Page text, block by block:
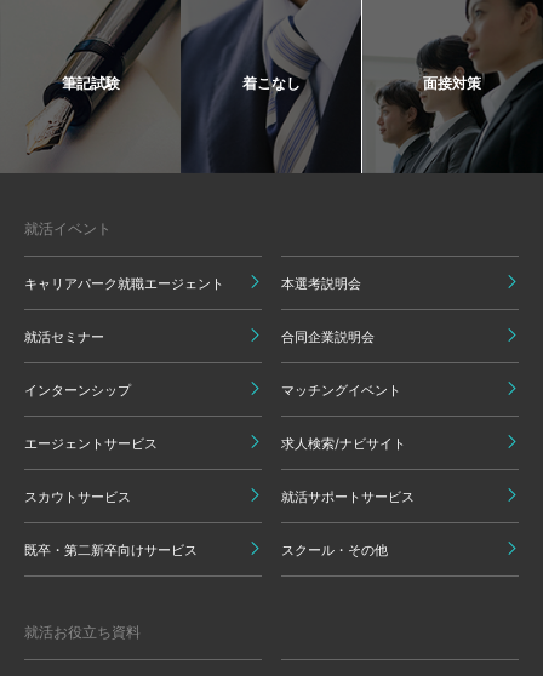
筆記試験 着こなし 面接対策
就活イベント
キャリアパーク就職エージェント 本選考説明会
就活セミナー 合同企業説明会
インターンシップ マッチングイベント
エージェントサービス 求人検索/ナビサイト
スカウトサービス 就活サポートサービス
既卒・第二新卒向けサービス スクール・その他
就活お役立ち資料